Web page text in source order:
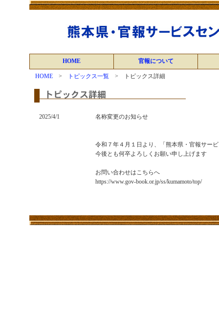
HOME 官報について
HOME > トピックス一覧 > トピックス詳細
2025/4/1 名称変更のお知らせ
令和７年４月１日より、「熊本県・官報サー
今後とも何卒よろしくお願い申し上げます
お問い合わせはこちらへ
https://www.gov-book.or.jp/ss/kumamoto/top/